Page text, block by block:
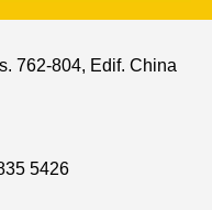
762-804, Edif. China
5426